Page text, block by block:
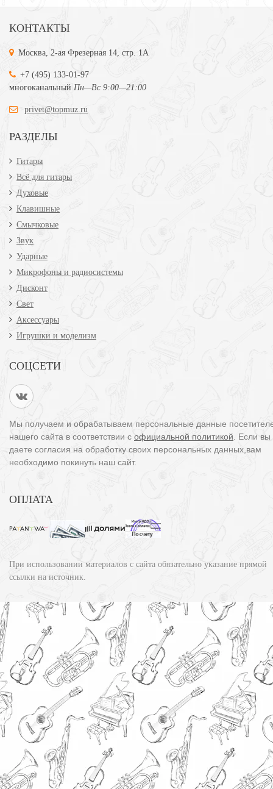
КОНТАКТЫ
Москва, 2-ая Фрезерная 14, стр. 1А
+7 (495) 133-01-97
многоканальный Пн—Вс 9:00—21:00
privet@topmuz.ru
РАЗДЕЛЫ
Гитары
Всё для гитары
Духовые
Клавишные
Смычковые
Звук
Ударные
Микрофоны и радиосистемы
Дисконт
Свет
Аксессуары
Игрушки и моделизм
СОЦСЕТИ
Мы получаем и обрабатываем персональные данные
нашего сайта в соответствии с официальной политикой . Если
даете согласия на обработку своих персональных данных,вам
необходимо покинуть наш сайт.
ОПЛАТА
При использовании материалов с сайта обязательно указание прямой
ссылки на источник.